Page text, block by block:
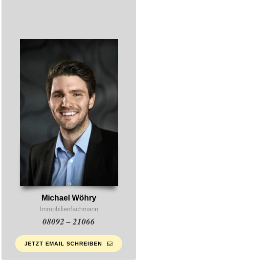
Michael Wöhry
Immobilienfachmann
08092 – 21066
JETZT EMAIL SCHREIBEN